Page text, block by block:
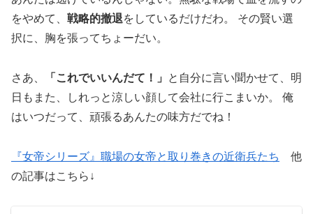
をやめて、 戦略的撤退をしているだけだわ。 その賢い選
択に、胸を張ってちょーだい。
さあ、 「これでいいんだて！」
と自分に言い聞かせて、明
日もまた、しれっと涼しい顔して会社に行こまいか。 俺
はいつだって、頑張るあんたの味方だでね！
『女帝シリーズ』職場の女帝と取り巻きの近衛兵たち
他
の記事はこちら↓